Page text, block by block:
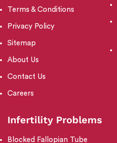
Terms & Conditions
Privacy Policy
Sitemap
About Us
Contact Us
Careers
Infertility Problems
Blocked Fallopian Tube